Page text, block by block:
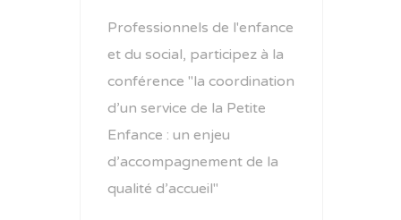
Professionnels de l'enfance
et du social, participez à la
conférence "la coordination
d’un service de la Petite
Enfance : un enjeu
d’accompagnement de la
qualité d’accueil"